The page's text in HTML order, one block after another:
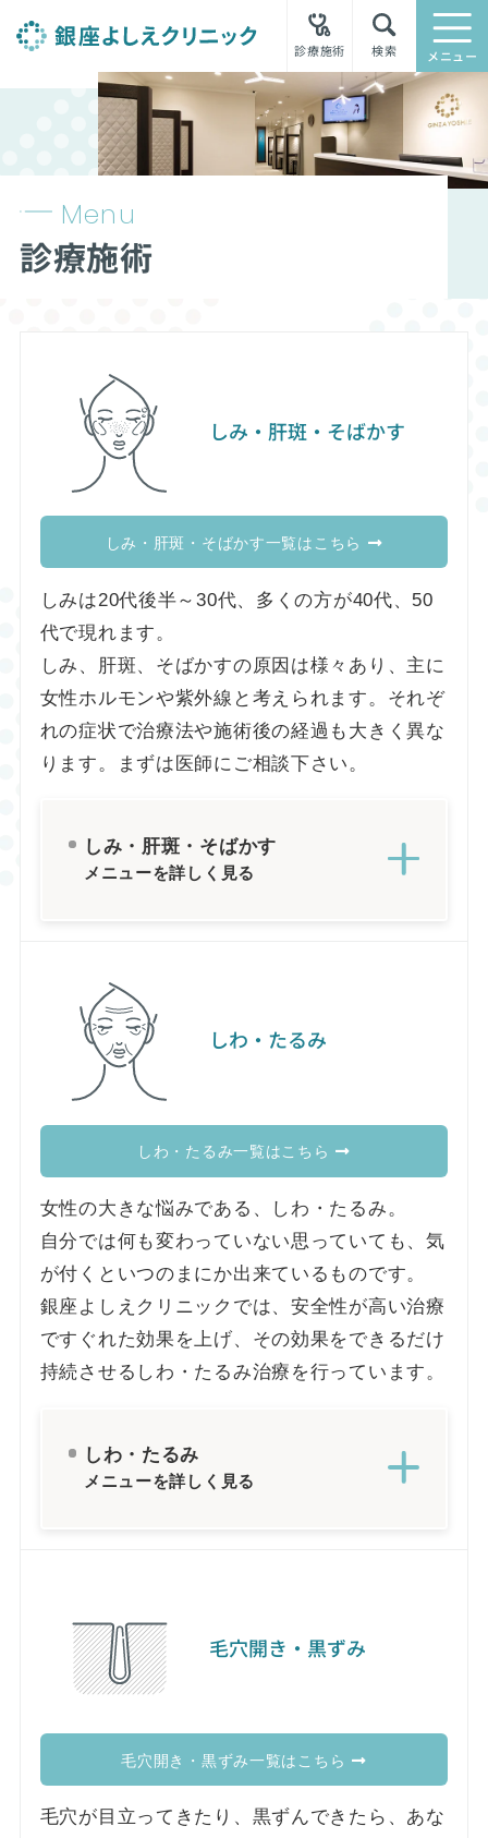
診療施術 検索 メニュー
Menu
診療施術
しみ・肝斑・そばかす
しみ・肝斑・そばかす一覧はこちら
しみは20代後半～30代、多くの方が40代、50
代で現れます。
しみ、肝斑、そばかすの原因は様々あり、主に
女性ホルモンや紫外線と考えられます。それぞ
れの症状で治療法や施術後の経過も大きく異な
ります。まずは医師にご相談下さい。
しみ・肝斑・そばかす
メニューを詳しく見る
しわ・たるみ
しわ・たるみ一覧はこちら
女性の大きな悩みである、しわ・たるみ。
自分では何も変わっていない思っていても、気
が付くといつのまにか出来ているものです。
銀座よしえクリニックでは、安全性が高い治療
ですぐれた効果を上げ、その効果をできるだけ
持続させるしわ・たるみ治療を行っています。
しわ・たるみ
メニューを詳しく見る
毛穴開き・黒ずみ
毛穴開き・黒ずみ一覧はこちら
毛穴が目立ってきたり、黒ずんできたら、あな